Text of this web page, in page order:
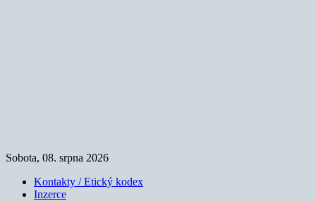
Sobota, 08. srpna 2026
Kontakty / Etický kodex
Inzerce